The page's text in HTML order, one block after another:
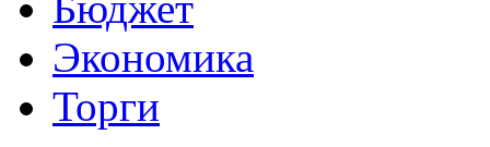
Экономика
Торги